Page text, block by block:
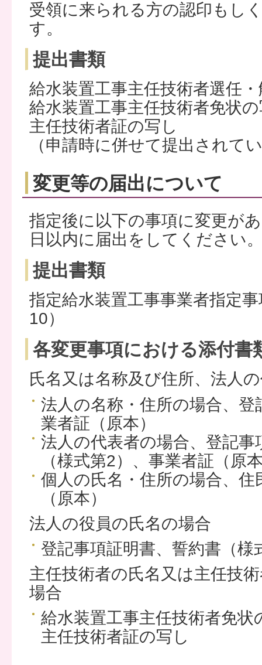
受領に来られる方の認印もし
す。
提出書類
給水装置工事主任技術者選任
給水装置工事主任技術者免状
主任技術者証の写し
（申請時に併せて提出されて
変更等の届出について
指定後に以下の事項に変更が
日以内に届出をしてください
提出書類
指定給水装置工事事業者指定
10）
各変更事項における添付書
氏名又は名称及び住所、法人
法人の名称・住所の場合、
業者証（原本）
法人の代表者の場合、登記
（様式第2）、事業者証（原
個人の氏名・住所の場合、
（原本）
法人の役員の氏名の場合
登記事項証明書、誓約書（様
主任技術者の氏名又は主任技
場合
給水装置工事主任技術者免
主任技術者証の写し